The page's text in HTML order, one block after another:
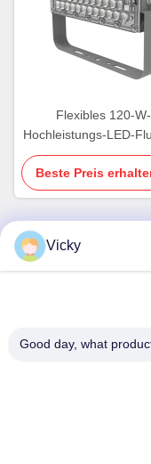
Flexibles 120-W-
Hochleistungs-LED-
Sportlicht für den
Außenbereich
Beste Preis
Schnelle
3. Stock, Gebäude
Vicky
Good day, what